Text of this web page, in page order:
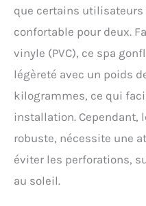
que certains utilisateurs
confortable pour deux.
vinyle (PVC), ce spa
légèreté avec un poids
kilogrammes, ce qui
installation. Cependant,
robuste, nécessite une
éviter les perforations,
au soleil.